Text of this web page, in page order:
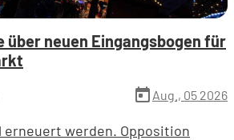
über neuen Eingangsbogen für
today Aug., 05 2026
erneuert werden. Opposition